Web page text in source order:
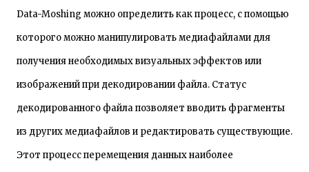
Data-Moshing можно определить как процесс, с помощью
которого можно манипулировать медиафайлами для
получения необходимых визуальных эффектов или
изображений при декодировании файла. Статус
декодированного файла позволяет вводить фрагменты
из других медиафайлов и редактировать существующие.
Этот процесс перемещения данных наиболее